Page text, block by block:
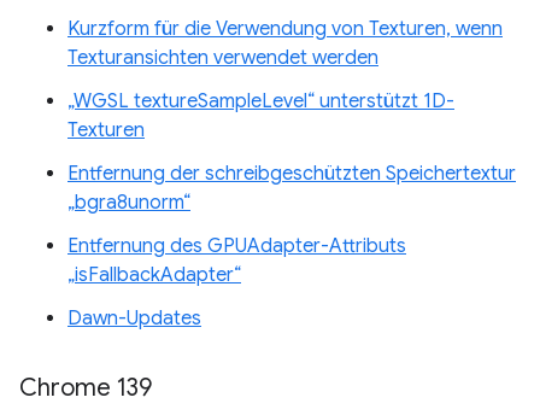
Kurzform für die Verwendung von Texturen, wenn
Texturansichten verwendet werden
„WGSL textureSampleLevel“ unterstützt 1D-
Texturen
Entfernung der schreibgeschützten Speichertextur
„bgra8unorm“
Entfernung des GPUAdapter-Attributs
„isFallbackAdapter“
Dawn-Updates
Chrome 139